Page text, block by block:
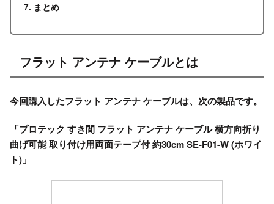
まとめ
フラット アンテナ ケーブルとは
今回購入したフラット アンテナ ケーブルは、次の製品です。
「プロテック すき間 フラット アンテナ ケーブル 横方向折り
曲げ可能 取り付け用両面テープ付 約30cm SE-F01-W (ホワイ
ト) 」